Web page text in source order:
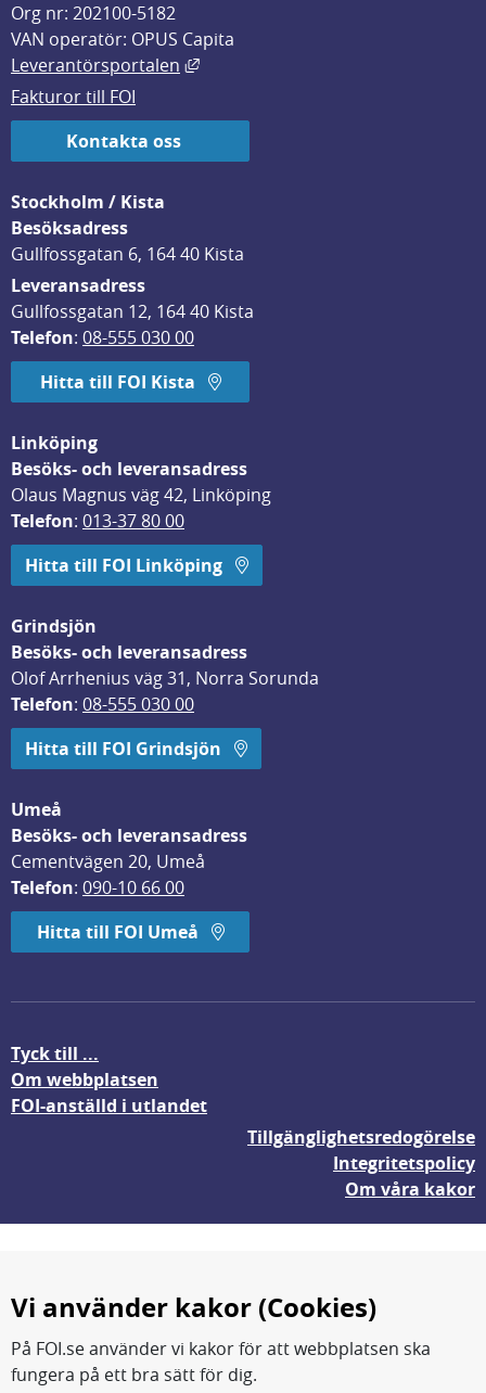
Org nr: 202100-5182
VAN operatör: OPUS Capita
Leverantörsportalen
Länk till annan webbplats, öppnas
Fakturor till FOI
Kontakta oss
Stockholm / Kista
Besöksadress
Gullfossgatan 6, 164 40 Kista
Leveransadress
Gullfossgatan 12, 164 40 Kista
Telefon: 08-555 030 00
Hitta till FOI Kista
Linköping
Besöks- och leveransadress
Olaus Magnus väg 42, Linköping
Telefon: 013-37 80 00
Hitta till FOI Linköping
Grindsjön
Besöks- och leveransadress
Olof Arrhenius väg 31, Norra Sorunda
Telefon: 08-555 030 00
Hitta till FOI Grindsjön
Umeå
Besöks- och leveransadress
Cementvägen 20, Umeå
Telefon: 090-10 66 00
Hitta till FOI Umeå
Tyck till ...
Om webbplatsen
FOI-anställd i utlandet
Tillgänglighetsredogörelse
Integritetspolicy
Om våra kakor
Vi använder kakor (Cookies)
På FOI.se använder vi kakor för att webbplatsen ska
fungera på ett bra sätt för dig.